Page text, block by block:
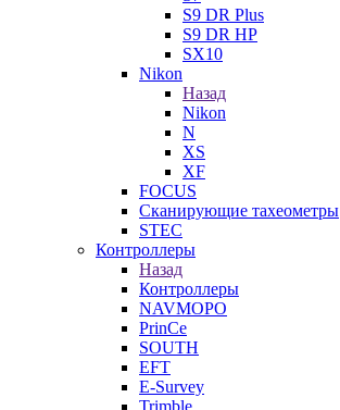
S9 DR Plus
S9 DR HP
SX10
Nikon
Назад
Nikon
N
XS
XF
FOCUS
Сканирующие тахеометры
STEC
Контроллеры
Назад
Контроллеры
NAVMOPO
PrinCe
SOUTH
EFT
E-Survey
Trimble